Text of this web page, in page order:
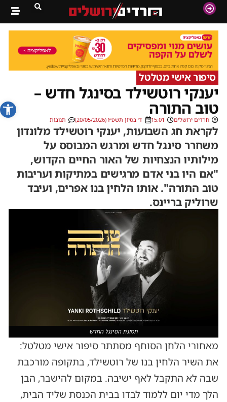
פתח
סיפור אישי מטלטל
יענקי רוטשילד בסינגל חדש –
טוב התורה
חרדים ירושלים 15:01 ד׳ בסיון תשפ״ו (20/05/2026) תגובות
לקראת חג השבועות, יענקי רוטשילד מלונדון
משחרר סינגל חדש ומרגש המבוסס על
מילותיו הנצחיות של האור החיים הקדוש,
"אם היו בני אדם מרגישים במתיקות ועריבות
טוב התורה". אותו הלחין בנו אפרים, ועיבד
שרוליק בריינס.
תמונת הסינגל החדש
מאחורי הלחן הסוחף מסתתר סיפור אישי מטלטל:
את השיר הלחין בנו של רוטשילד, בתקופה מורכבת
שבה לא התקבל לאף ישיבה. במקום להישבר, הבן
הלך מדי יום ללמוד לבדו בבית הכנסת שליד הבית,